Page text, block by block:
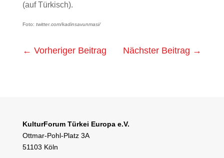
(auf Türkisch).
Foto: twitter.com/kadinsavunmasi/
← Vorheriger Beitrag Nächster Beitrag →
KulturForum Türkei Europa e.V.
Ottmar-Pohl-Platz 3A
51103 Köln